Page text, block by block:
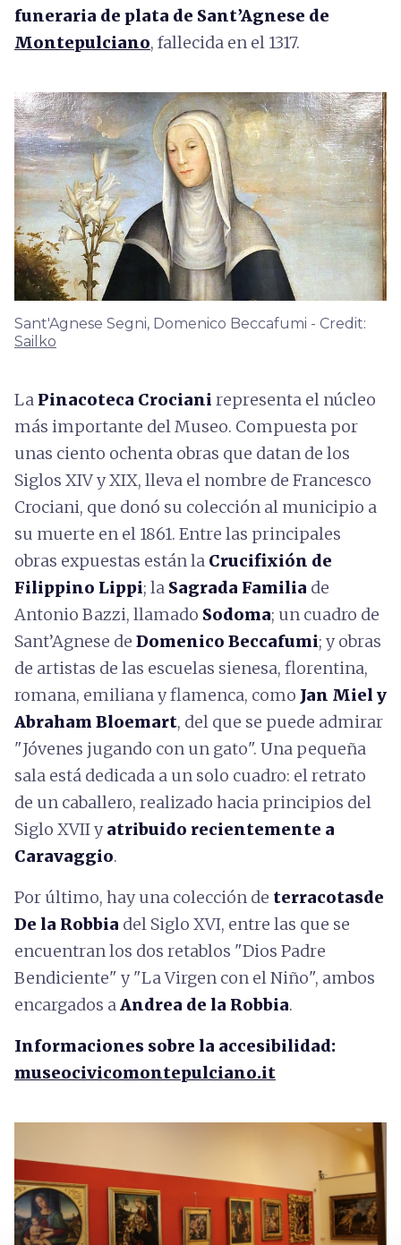
funeraria de plata de Sant’Agnese de
Montepulciano, fallecida en el 1317.
Sant'Agnese Segni, Domenico Beccafumi - Credit:
Sailko
La Pinacoteca Crociani representa el núcleo
más importante del Museo. Compuesta por
unas ciento ochenta obras que datan de los
Siglos XIV y XIX, lleva el nombre de Francesco
Crociani, que donó su colección al municipio a
su muerte en el 1861. Entre las principales
obras expuestas están la Crucifixión de
Filippino Lippi; la Sagrada Familia de
Antonio Bazzi, llamado Sodoma; un cuadro de
Sant’Agnese de Domenico Beccafumi; y obras
de artistas de las escuelas sienesa, florentina,
romana, emiliana y flamenca, como Jan Miel y
Abraham Bloemart, del que se puede admirar
"Jóvenes jugando con un gato". Una pequeña
sala está dedicada a un solo cuadro: el retrato
de un caballero, realizado hacia principios del
Siglo XVII yatribuido recientemente a
Caravaggio.
Por último, hay una colección de terracotasde
De la Robbia del Siglo XVI, entre las que se
encuentran los dos retablos "Dios Padre
Bendiciente" y "La Virgen con el Niño", ambos
encargados aAndrea de la Robbia.
Informaciones sobre la accesibilidad:
museocivicomontepulciano.it